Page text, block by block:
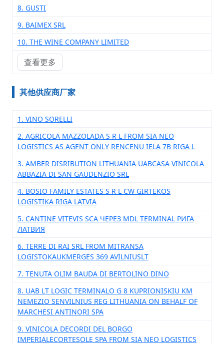
8. GUSTI
9. BAIMEX SRL
10. THE WINE COMPANY LIMITED
查看更多
其他供应商厂家
1. VINO SORELLI
2. AGRICOLA MAZZOLADA S R L FROM SIA NEO
LOGISTICS AS AGENT ONLY RENCENU IELA 7B RIGA L
3. AMBER DISRIBUTION LITHUANIA UABCASA VINICOLA
ABBAZIA DI SAN GAUDENZIO SRL
4. BOSIO FAMILY ESTATES S R L CW GIRTEKOS
LOGISTIKA RIGA LATVIA
5. CANTINE VITEVIS SCA ЧЕРЕЗ MDL TERMINAL РИГА
ЛАТВИЯ
6. TERRE DI RAI SRL FROM MITRANSA
LOGISTOKAUKMERGES 369 AVILNIUSLT
7. TENUTA OLIM BAUDA DI BERTOLINO DINO
8. UAB LT LOGIC TERMINALO G 8 KUPRIONISKIU KM
NEMEZIO SENVILNIUS REG LITHUANIA ON BEHALF OF
MARCHESI ANTINORI SPA
9. VINICOLA DECORDI DEL BORGO
IMPERIALECORTESOLE SPA FROM SIA NEO LOGISTICS